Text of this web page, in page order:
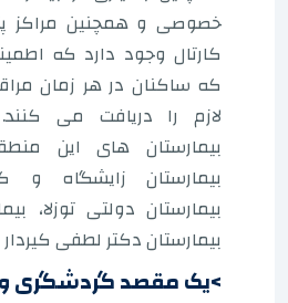
خصوصی و همچنین مراکز
کارتال وجود دارد که
که ساکنان در هر زمان
لازم را دریافت می
بیمارستان های این
بیمارستان زایشگاه و
بیمارستان دولتی توزلا،
بیمارستان دکتر لطفی
>یک مقصد گردشگری